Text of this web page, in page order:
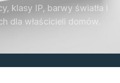
klasy IP, barwy światła i
dla właścicieli domów.